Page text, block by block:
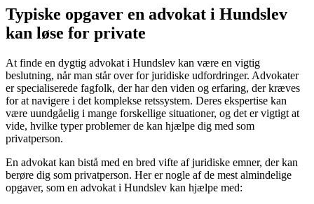
Typiske opgaver en advokat i Hundslev
kan løse for private
At finde en dygtig advokat i Hundslev kan være en vigtig
beslutning, når man står over for juridiske udfordringer. Advokater
er specialiserede fagfolk, der har den viden og erfaring, der kræves
for at navigere i det komplekse retssystem. Deres ekspertise kan
være uundgåelig i mange forskellige situationer, og det er vigtigt at
vide, hvilke typer problemer de kan hjælpe dig med som
privatperson.
En advokat kan bistå med en bred vifte af juridiske emner, der kan
berøre dig som privatperson. Her er nogle af de mest almindelige
opgaver, som en advokat i Hundslev kan hjælpe med: